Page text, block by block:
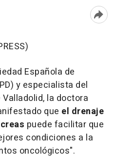
Española de
y especialista del
la doctora
que el drenaje
puede facilitar que
condiciones a la
oncológicos".